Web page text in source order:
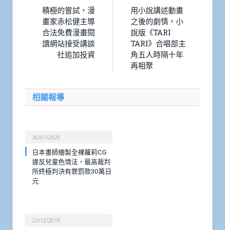
積極的嘗試，漫
畫家赤松健主導
合法免費漫畫閱
讀網站接受講談
社追加投資
用小說講述動畫
之後的劇情，小
說版《TARI
TARI》合唱部主
角五人時隔十年
再相聚
相關報導
30/01/2020
日本畫師繪製全裸蘿莉CG
違反兒童色情法，最高裁判
所終極判決有罪罰款30萬日
元
23/12/2019